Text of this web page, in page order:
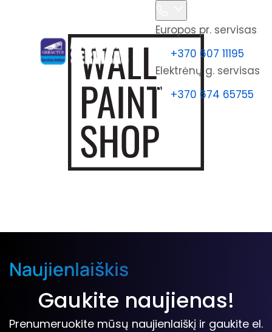
Europos pr. servisas
+370 607 11195
Elektrėnų g. servisas
+370 674 65755
Naujienlaiškis
Gaukite naujienas!
Prenumeruokite mūsų naujienlaiškį ir gaukite el.